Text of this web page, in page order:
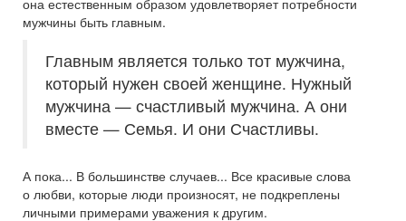
мужчины быть главным.
Главным является только тот мужчина,
который нужен своей женщине. Нужный
мужчина — счастливый мужчина. А они
вместе — Семья. И они Счастливы.
А пока... В большинстве случаев... Все красивые слова
о любви, которые люди произносят, не подкреплены
личными примерами уважения к другим.